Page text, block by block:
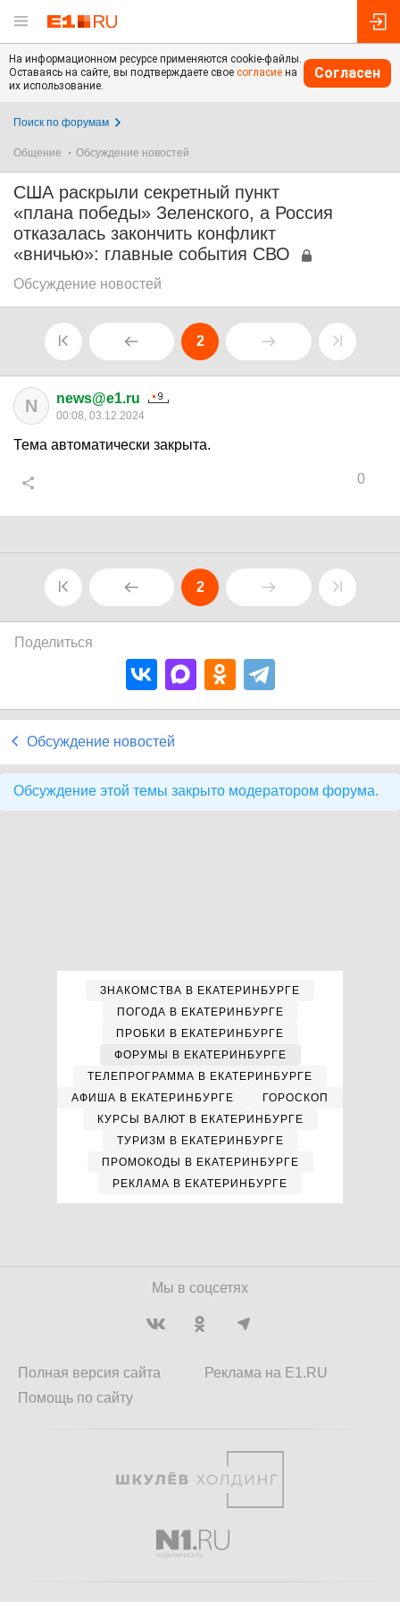
На информационном ресурсе применяются cookie-файлы.
Оставаясь на сайте, вы подтверждаете свое согласие на
их использование.
Согласен
Поиск по форумам
Общение Обсуждение новостей
США раскрыли секретный пункт
«плана победы» Зеленского, а Россия
отказалась закончить конфликт
«вничью»: главные события СВО
Обсуждение новостей
2
N news@e1.ru
00:08, 03.12.2024
Тема автоматически закрыта.
0
2
Поделиться
Обсуждение новостей
Обсуждение этой темы закрыто модератором форума.
ЗНАКОМСТВА В ЕКАТЕРИНБУРГЕ
ПОГОДА В ЕКАТЕРИНБУРГЕ
ПРОБКИ В ЕКАТЕРИНБУРГЕ
ФОРУМЫ В ЕКАТЕРИНБУРГЕ
ТЕЛЕПРОГРАММА В ЕКАТЕРИНБУРГЕ
АФИША В ЕКАТЕРИНБУРГЕ
ГОРОСКОП
КУРСЫ ВАЛЮТ В ЕКАТЕРИНБУРГЕ
ТУРИЗМ В ЕКАТЕРИНБУРГЕ
ПРОМОКОДЫ В ЕКАТЕРИНБУРГЕ
РЕКЛАМА В ЕКАТЕРИНБУРГЕ
Мы в соцсетях
Полная версия сайта
Помощь по сайту
Реклама на E1.RU